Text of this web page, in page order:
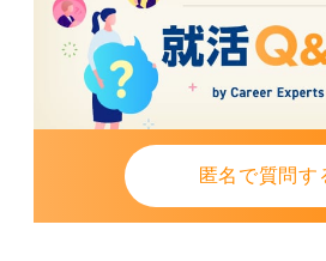
匿名で質問す